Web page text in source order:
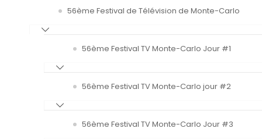
56ème Festival de Télévision de Monte-Carlo
56ème Festival TV Monte-Carlo Jour #1
56ème Festival TV Monte-Carlo jour #2
56ème Festival TV Monte-Carlo Jour #3